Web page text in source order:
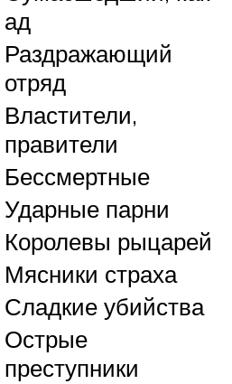
ад
Раздражающий
отряд
Властители,
правители
Бессмертные
Ударные парни
Королевы рыцарей
Мясники страха
Сладкие убийства
Острые
преступники